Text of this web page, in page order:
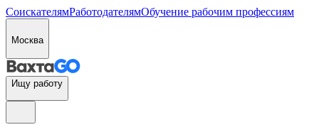
СоискателямРаботодателямОбучение рабочим профессиям
Москва
Ищу работу